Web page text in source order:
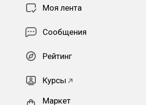
Моя лента
Сообщения
Рейтинг
Курсы
Маркет